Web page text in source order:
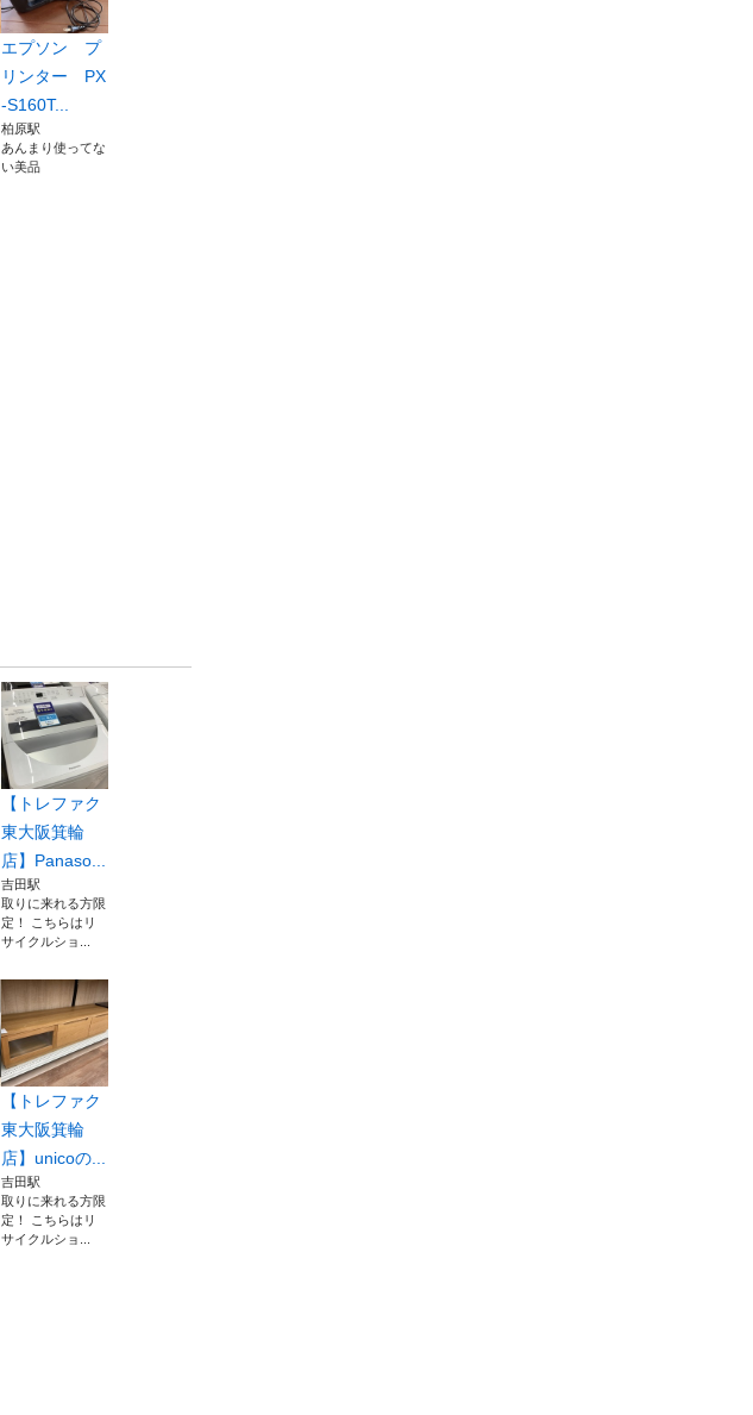
エプソン プ
リンター PX
-S160T...
柏原駅
あんまり使ってな
い美品
【トレファク
東大阪箕輪
店】Panaso...
吉田駅
取りに来れる方限
定！ こちらはリ
サイクルショ...
【トレファク
東大阪箕輪
店】unicoの...
吉田駅
取りに来れる方限
定！ こちらはリ
サイクルショ...